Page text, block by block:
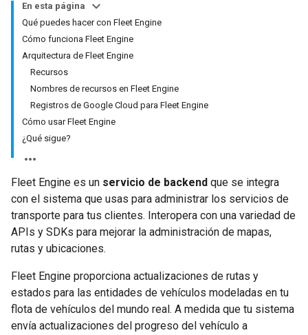
En esta página
Qué puedes hacer con Fleet Engine
Cómo funciona Fleet Engine
Arquitectura de Fleet Engine
Recursos
Nombres de recursos en Fleet Engine
Registros de Google Cloud para Fleet Engine
Cómo usar Fleet Engine
¿Qué sigue?
Fleet Engine es un servicio de backend que se integra
con el sistema que usas para administrar los servicios de
transporte para tus clientes. Interopera con una variedad de
APIs y SDKs para mejorar la administración de mapas,
rutas y ubicaciones.
Fleet Engine proporciona actualizaciones de rutas y
estados para las entidades de vehículos modeladas en tu
flota de vehículos del mundo real. A medida que tu sistema
envía actualizaciones del progreso del vehículo a